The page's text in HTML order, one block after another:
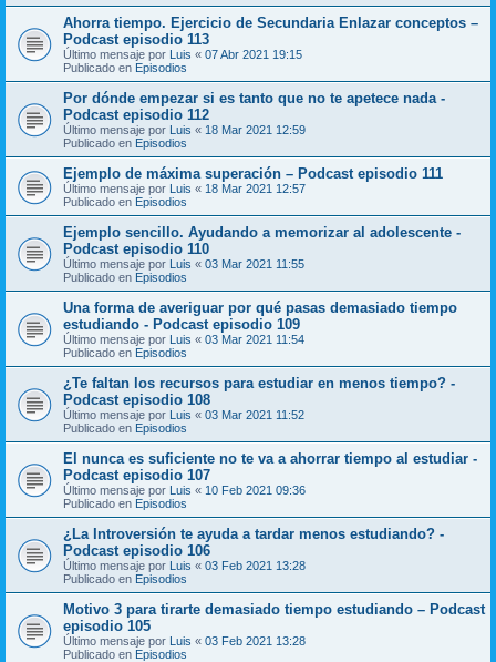
Ahorra tiempo. Ejercicio de Secundaria Enlazar conceptos –
Podcast episodio 113
Último mensaje por Luis « 07 Abr 2021 19:15
Publicado en Episodios
Por dónde empezar si es tanto que no te apetece nada -
Podcast episodio 112
Último mensaje por Luis « 18 Mar 2021 12:59
Publicado en Episodios
Ejemplo de máxima superación – Podcast episodio 111
Último mensaje por Luis « 18 Mar 2021 12:57
Publicado en Episodios
Ejemplo sencillo. Ayudando a memorizar al adolescente -
Podcast episodio 110
Último mensaje por Luis « 03 Mar 2021 11:55
Publicado en Episodios
Una forma de averiguar por qué pasas demasiado tiempo
estudiando - Podcast episodio 109
Último mensaje por Luis « 03 Mar 2021 11:54
Publicado en Episodios
¿Te faltan los recursos para estudiar en menos tiempo? -
Podcast episodio 108
Último mensaje por Luis « 03 Mar 2021 11:52
Publicado en Episodios
El nunca es suficiente no te va a ahorrar tiempo al estudiar -
Podcast episodio 107
Último mensaje por Luis « 10 Feb 2021 09:36
Publicado en Episodios
¿La Introversión te ayuda a tardar menos estudiando? -
Podcast episodio 106
Último mensaje por Luis « 03 Feb 2021 13:28
Publicado en Episodios
Motivo 3 para tirarte demasiado tiempo estudiando – Podcast
episodio 105
Último mensaje por Luis « 03 Feb 2021 13:28
Publicado en Episodios